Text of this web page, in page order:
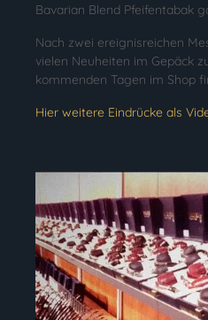
Bavarian Blend Pfeifentabak
Nach zwei ereignisreichen
vielen Neuheiten im Gepäck
kommenden Tagen im Shop
Hier weitere Eindrücke als